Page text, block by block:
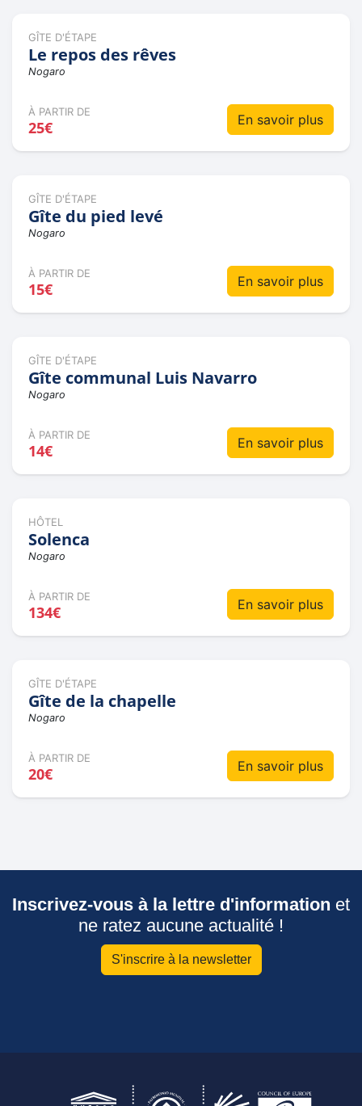
GÎTE D'ÉTAPE
Le repos des rêves
Nogaro
À PARTIR DE
25€ En savoir plus
GÎTE D'ÉTAPE
Gîte du pied levé
Nogaro
À PARTIR DE
15€ En savoir plus
GÎTE D'ÉTAPE
Gîte communal Luis Navarro
Nogaro
À PARTIR DE
14€ En savoir plus
HÔTEL
Solenca
Nogaro
À PARTIR DE
134€ En savoir plus
GÎTE D'ÉTAPE
Gîte de la chapelle
Nogaro
À PARTIR DE
20€ En savoir plus
Inscrivez-vous à la lettre d'information et
ne ratez aucune actualité !
S'inscrire à la newsletter